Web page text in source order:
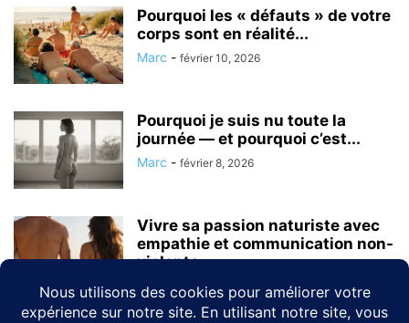
Pourquoi les « défauts » de votre
corps sont en réalité...
Marc - février 10, 2026
Pourquoi je suis nu toute la
journée — et pourquoi c’est...
Marc - février 8, 2026
Vivre sa passion naturiste avec
empathie et communication non-
violente
Marc février 5, 2026